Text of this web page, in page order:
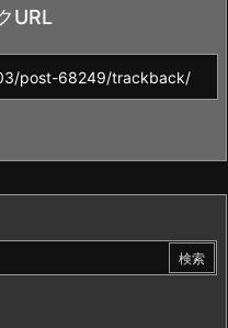
URL